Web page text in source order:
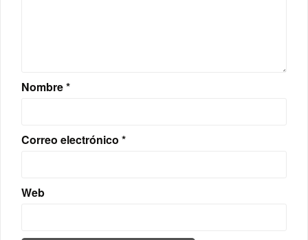
Nombre*
Correo electrónico *
Web